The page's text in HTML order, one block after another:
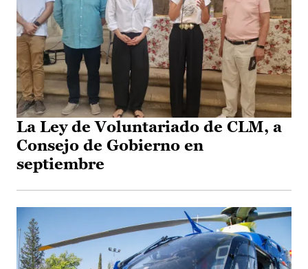
La Ley de Voluntariado de CLM, a
Consejo de Gobierno en
septiembre